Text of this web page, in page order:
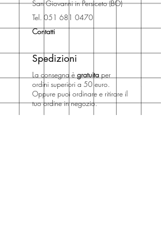
Libreria degli Orsi, Piazza del
Popolo 3, 40017
San Giovanni in Persiceto (BO).
San Giovanni in Persiceto (BO)
Tel. 051 681 0470
Contatti
Spedizioni
La consegna è gratuita per
ordini superiori a 50 euro.
Oppure puoi ordinare e ritirare il
tuo ordine in negozio.
Pagamenti